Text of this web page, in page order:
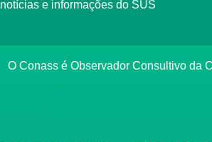
e informações do SUS
O Conass é Observador Consultivo